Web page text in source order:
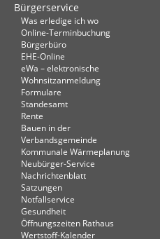
Bürgerservice
Was erledige ich wo
Online-Terminbuchung
Bürgerbüro
EHE-Online
eWa – elektronische
Wohnsitzanmeldung
Formulare
Standesamt
Rente
Bauen in der
Verbandsgemeinde
Kommunale Wärmeplanung
Neubürger-Service
Nachrichtenblatt
Satzungen
Notfallservice
Gesundheit
Öffnungszeiten Rathaus
Wertstoff-Kalender